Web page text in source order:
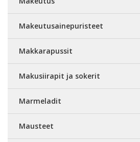
Makeutusainepuristeet
Makkarapussit
Makusiirapit ja sokerit
Marmeladit
Mausteet